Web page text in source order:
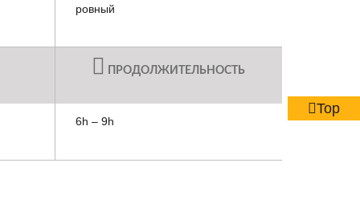
ровный
ПРОДОЛЖИТЕЛЬНОСТЬ
6h – 9h
Top